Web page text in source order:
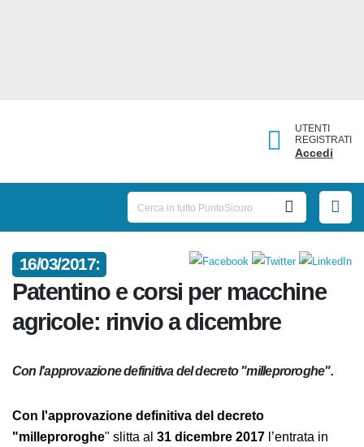
UTENTI
REGISTRATI
Accedi
16/03/2017:
Patentino e corsi per macchine
agricole: rinvio a dicembre
Con l'approvazione definitiva del decreto "milleproroghe".
Con l'approvazione definitiva del decreto
"milleproroghe" slitta al 31 dicembre 2017 l’entrata in